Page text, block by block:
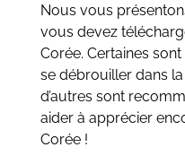
Nous vous
vous devez
Corée. Certaines
se débrouiller dans
d’autres sont
aider à apprécier
Corée !